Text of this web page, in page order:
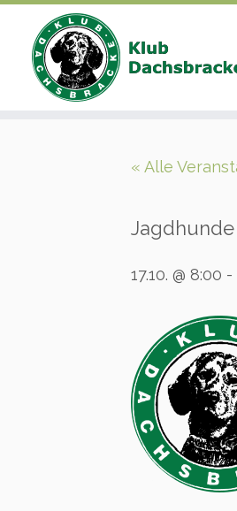
« Alle
17.10. @ 8:00 -